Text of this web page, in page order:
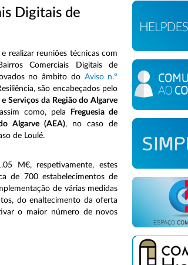
Digitais de
realizar reuniões técnicas com
Comerciais Digitais de
no âmbito do Aviso n.º
são encabeçados pelo
Serviços da Região do Algarve
como, pela
Freguesia de
Algarve (AEA), no caso de
de Loulé.
M€, respetivamente, estes
de 700 estabelecimentos de
de várias medidas
do enaltecimento da oferta
o maior número de novos